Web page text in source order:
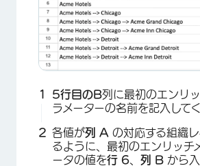
5行目のB列に最初のエンリ
ラメーターの名前を記入して
各値が列 A の対応する組織
るように、最初のエンリッチ
ータの値を行 6 列 B から入